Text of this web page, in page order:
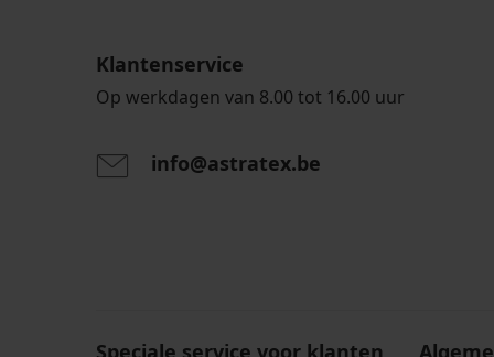
Klantenservice
Op werkdagen van 8.00 tot 16.00 uur
info@astratex.be
Speciale service voor klanten